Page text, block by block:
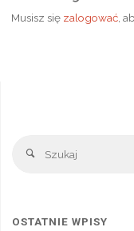
Musisz się zalogować,
Szukaj
OSTATNIE WPISY